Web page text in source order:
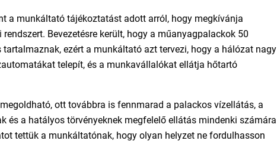
a munkáltató tájékoztatást adott arról, hogy megkívánja
Bevezetésre került, hogy a műanyagpalackok 50
ezért a munkáltató azt tervezi, hogy a hálózat nagy
telepít, és a munkavállalókat ellátja hőtartó
ott továbbra is fennmarad a palackos vízellátás, a
és a hatályos törvényeknek megfelelő ellátás mindenki számára
tettük a munkáltatónak, hogy olyan helyzet ne fordulhasson